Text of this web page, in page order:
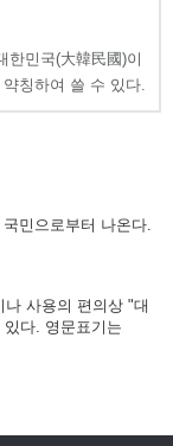
한민국(大韓民國)이
칭하여 쓸 수 있다.
민으로부터 나온다.
사용의 편의상 "대
다. 영문표기는